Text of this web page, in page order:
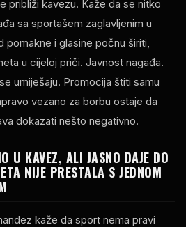
približi kavezu. Kaže da se nitko
sa sportašem zaglavljenim u
i glasine počnu širiti,
u cijeloj priči. Javnost nagađa.
umiješaju. Promocija štiti samu
vezano za borbu ostaje da
dokazati nešto negativno.
U KAVEZ, ALI JASNO DAJE DO
NIJE PRESTALA S JEDNOM
kaže da sport nema pravi